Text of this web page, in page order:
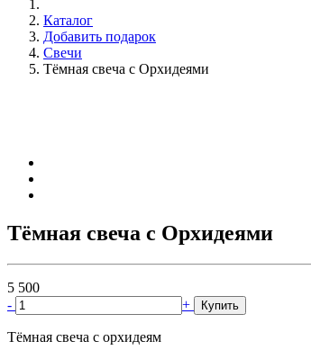
Каталог
Добавить подарок
Свечи
Тёмная свеча с Орхидеями
Тёмная свеча с Орхидеями
5 500
-
+ Купить
Тёмная свеча с орхидеям